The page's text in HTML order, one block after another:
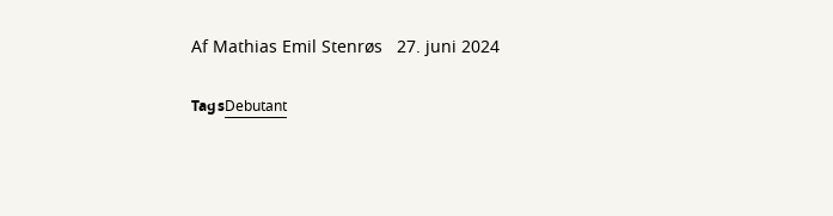
AfMathias Emil Stenrøs 27. juni 2024
TagsDebutant